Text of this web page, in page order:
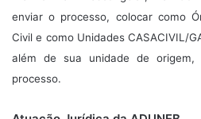
enviar o processo, colocar como
Civil e como Unidades CASACIVIL/
além de sua unidade de origem,
processo.